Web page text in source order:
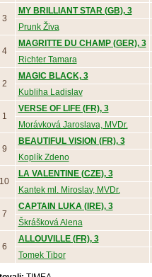
3
MY BRILLIANT STAR (GB), 3
Prunk Živa
4
MAGRITTE DU CHAMP (GER), 3
Richter Tamara
2
MAGIC BLACK, 3
Kubliha Ladislav
1
VERSE OF LIFE (FR), 3
Morávková Jaroslava, MVDr.
9
BEAUTIFUL VISION (FR), 3
Koplík Zdeno
10
LA VALENTINE (CZE), 3
Kantek ml. Miroslav, MVDr.
7
CAPTAIN LUKA (IRE), 3
Škrášková Alena
6
ALLOUVILLE (FR), 3
Tomek Tibor